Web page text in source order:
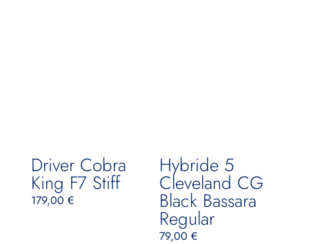
Driver Cobra
King F7 Stiff
179,00 €
Hybride 5
Cleveland CG
Black Bassara
Regular
79,00€